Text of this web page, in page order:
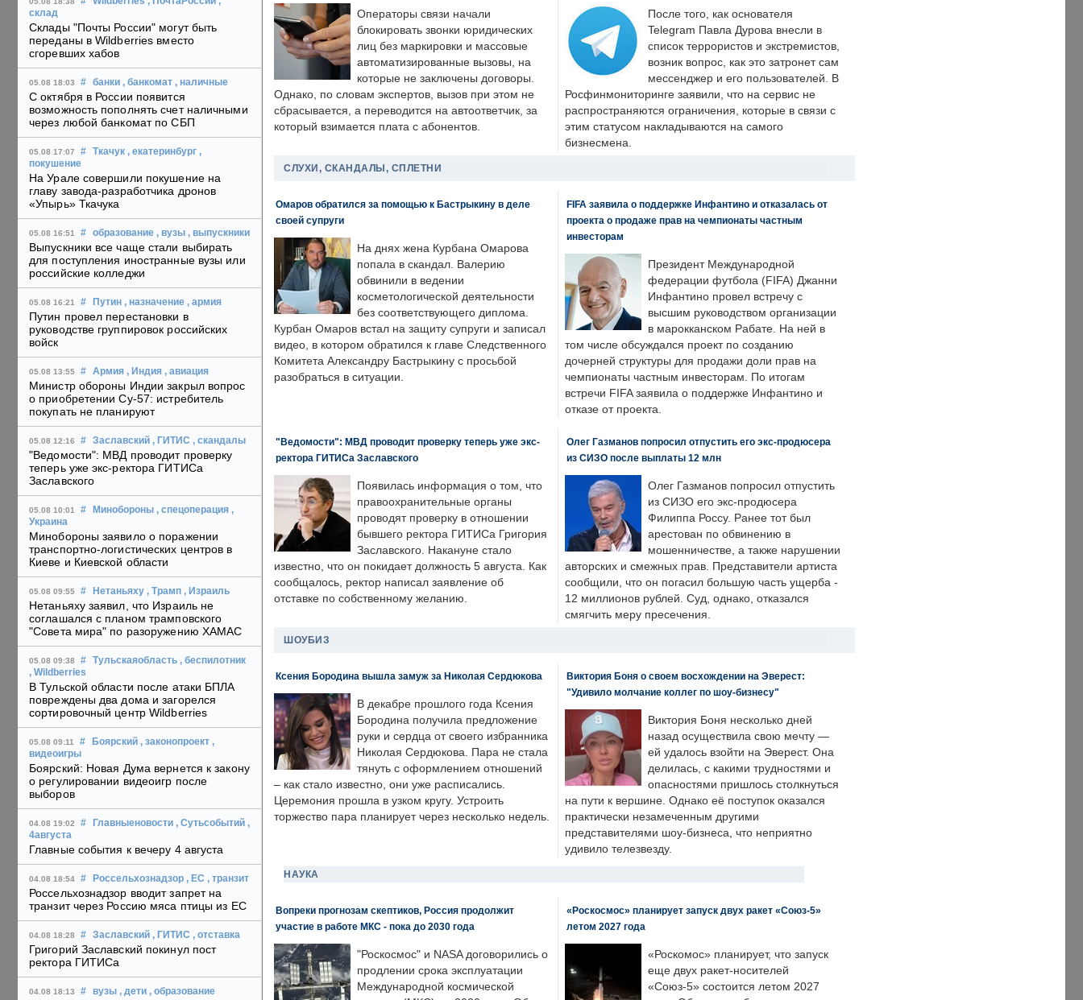
склад
Склады "Почты России" могут быть
переданы в Wildberries вместо
сгоревших хабов
05.08 18:03 # банки , банкомат , наличные
С октября в России появится
возможность пополнять счет наличными
через любой банкомат по СБП
05.08 17:07 # Ткачук , екатеринбург ,
покушение
На Урале совершили покушение на
главу завода-разработчика дронов
«Упырь» Ткачука
05.08 16:51 # образование , вузы , выпускники
Выпускники все чаще стали выбирать
для поступления иностранные вузы или
российские колледжи
05.08 16:21 # Путин , назначение , армия
Путин провел перестановки в
руководстве группировок российских
войск
05.08 13:55 # Армия , Индия , авиация
Министр обороны Индии закрыл вопрос
о приобретении Су-57: истребитель
покупать не планируют
05.08 12:16 # Заславский , ГИТИС , скандалы
"Ведомости": МВД проводит проверку
теперь уже экс-ректора ГИТИСа
Заславского
05.08 10:01 # Минобороны , спецоперация ,
Украина
Минобороны заявило о поражении
транспортно-логистических центров в
Киеве и Киевской области
05.08 09:55 # Нетаньяху , Трамп , Израиль
Нетаньяху заявил, что Израиль не
соглашался с планом трамповского
"Совета мира" по разоружению ХАМАС
05.08 09:38 # Тульскаяобласть , беспилотник
, Wildberries
В Тульской области после атаки БПЛА
повреждены два дома и загорелся
сортировочный центр Wildberries
05.08 09:11 # Боярский , законопроект ,
видеоигры
Боярский: Новая Дума вернется к закону
о регулировании видеоигр после
выборов
04.08 19:02 # Главныеновости , Сутьсобытий ,
4августа
Главные события к вечеру 4 августа
04.08 18:54 # Россельхознадзор , ЕС , транзит
Россельхознадзор вводит запрет на
транзит через Россию мяса птицы из ЕС
04.08 18:28 # Заславский , ГИТИС , отставка
Григорий Заславский покинул пост
ректора ГИТИСа
04.08 18:13 # вузы , дети , образование
Операторы связи начали
блокировать звонки юридических
лиц без маркировки и массовые
автоматизированные вызовы, на
которые не заключены договоры.
Однако, по словам экспертов, вызов при этом не
сбрасывается, а переводится на автоответчик, за
который взимается плата с абонентов.
После того, как основателя
Telegram Павла Дурова внесли в
список террористов и экстремистов,
возник вопрос, как это затронет сам
мессенджер и его пользователей. В
Росфинмониторинге заявили, что на сервис не
распространяются ограничения, которые в связи с
этим статусом накладываются на самого
бизнесмена.
СЛУХИ, СКАНДАЛЫ, СПЛЕТНИ
Омаров обратился за помощью к Бастрыкину в деле
своей супруги
На днях жена Курбана Омарова
попала в скандал. Валерию
обвинили в ведении
косметологической деятельности
без соответствующего диплома.
Курбан Омаров встал на защиту супруги и записал
видео, в котором обратился к главе Следственного
Комитета Александру Бастрыкину с просьбой
разобраться в ситуации.
FIFA заявила о поддержке Инфантино и отказалась от
проекта о продаже прав на чемпионаты частным
инвесторам
Президент Международной
федерации футбола (FIFA) Джанни
Инфантино провел встречу с
высшим руководством организации
в марокканском Рабате. На ней в
том числе обсуждался проект по созданию
дочерней структуры для продажи доли прав на
чемпионаты частным инвесторам. По итогам
встречи FIFA заявила о поддержке Инфантино и
отказе от проекта.
"Ведомости": МВД проводит проверку теперь уже экс-
ректора ГИТИСа Заславского
Появилась информация о том, что
правоохранительные органы
проводят проверку в отношении
бывшего ректора ГИТИСа Григория
Заславского. Накануне стало
известно, что он покидает должность 5 августа. Как
сообщалось, ректор написал заявление об
отставке по собственному желанию.
Олег Газманов попросил отпустить его экс-продюсера
из СИЗО после выплаты 12 млн
Олег Газманов попросил отпустить
из СИЗО его экс-продюсера
Филиппа Россу. Ранее тот был
арестован по обвинению в
мошенничестве, а также нарушении
авторских и смежных прав. Представители артиста
сообщили, что он погасил большую часть ущерба -
12 миллионов рублей. Суд, однако, отказался
смягчить меру пресечения.
ШОУБИЗ
Ксения Бородина вышла замуж за Николая Сердюкова
В декабре прошлого года Ксения
Бородина получила предложение
руки и сердца от своего избранника
Николая Сердюкова. Пара не стала
тянуть с оформлением отношений
– как стало известно, они уже расписались.
Церемония прошла в узком кругу. Устроить
торжество пара планирует через несколько недель.
Виктория Боня о своем восхождении на Эверест:
"Удивило молчание коллег по шоу-бизнесу"
Виктория Боня несколько дней
назад осуществила свою мечту —
ей удалось взойти на Эверест. Она
делилась, с какими трудностями и
опасностями пришлось столкнуться
на пути к вершине. Однако её поступок оказался
практически незамеченным другими
представителями шоу-бизнеса, что неприятно
удивило телезвезду.
НАУКА
Вопреки прогнозам скептиков, Россия продолжит
участие в работе МКС - пока до 2030 года
"Роскосмос" и NASA договорились о
продлении срока эксплуатации
Международной космической
«Роскосмос» планирует запуск двух ракет «Союз-5»
летом 2027 года
«Роскомос» планирует, что запуск
еще двух ракет-носителей
«Союз-5» состоится летом 2027